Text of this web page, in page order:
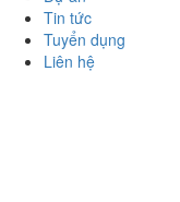
Tin tức
Tuyển dụng
Liên hệ